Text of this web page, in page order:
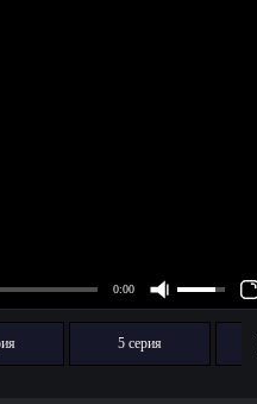
5 серия